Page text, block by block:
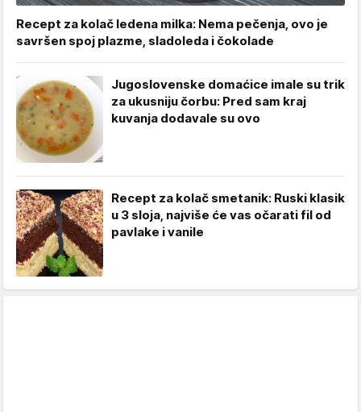
Recept za kolač ledena milka: Nema pečenja, ovo je
savršen spoj plazme, sladoleda i čokolade
Jugoslovenske domaćice imale su trik
za ukusniju čorbu: Pred sam kraj
kuvanja dodavale su ovo
Recept za kolač smetanik: Ruski klasik
u 3 sloja, najviše će vas očarati fil od
pavlake i vanile